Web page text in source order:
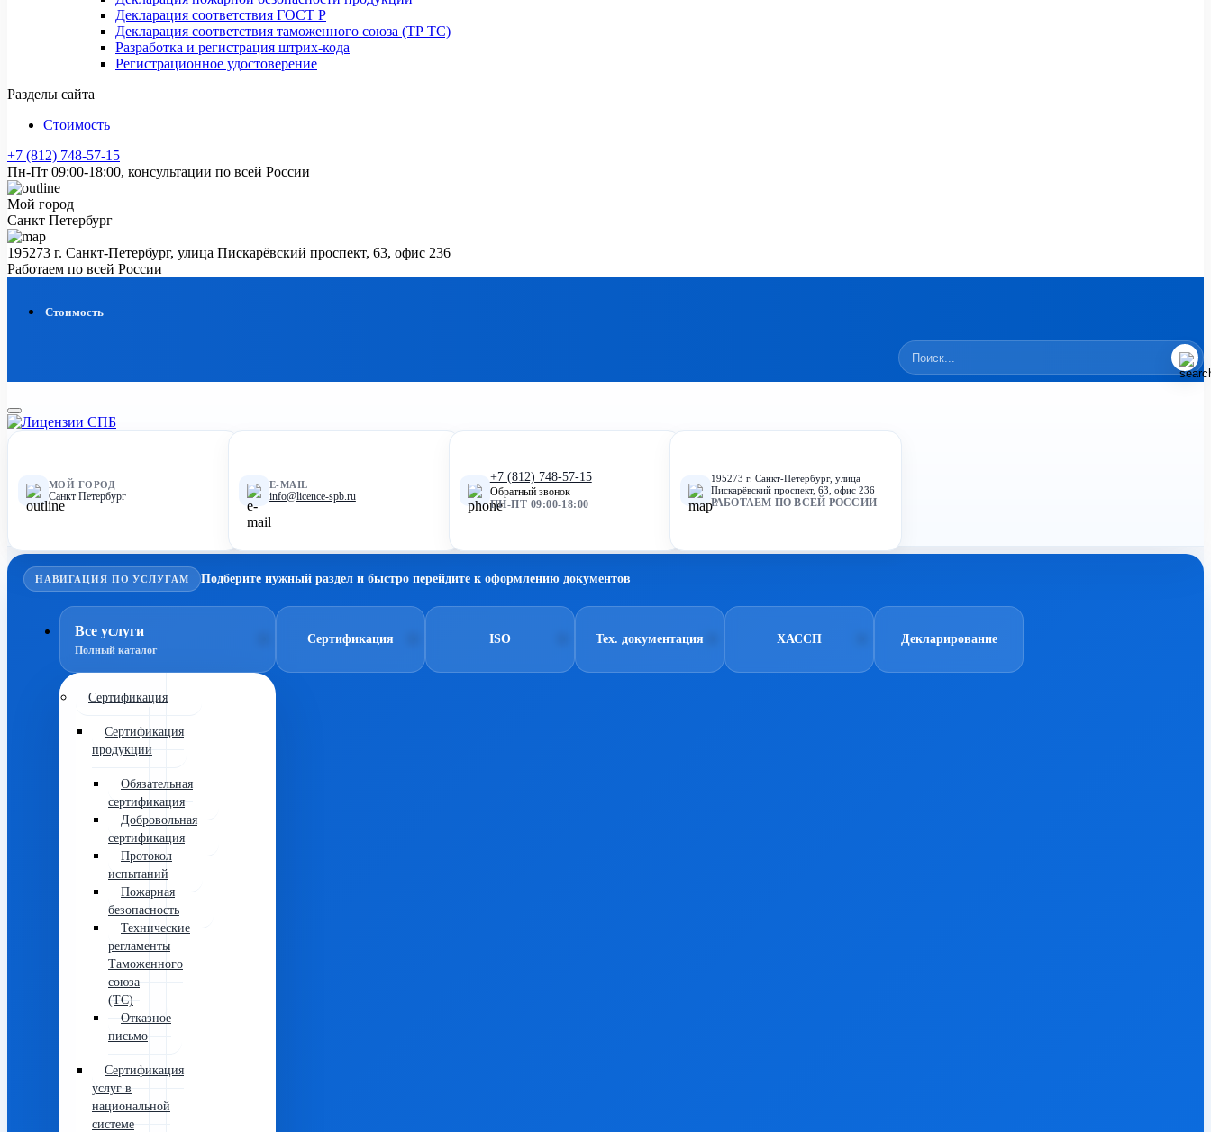
Декларация соответствия ГОСТ Р
Декларация соответствия таможенного союза (ТР ТС)
Разработка и регистрация штрих-кода
Регистрационное удостоверение
Разделы сайта
Стоимость
+7 (812) 748-57-15
Пн-Пт 09:00-18:00, консультации по всей России
Мой город
Санкт Петербург
195273 г. Санкт-Петербург, улица Пискарёвский проспект, 63, офис 236
Работаем по всей России
Стоимость
МОЙ ГОРОД
Санкт Петербург
E-MAIL
info@licence-spb.ru
+7 (812) 748-57-15
Обратный звонок
ПН-ПТ 09:00-18:00
195273 г. Санкт-Петербург, улица
Пискарёвский проспект, 63, офис 236
РАБОТАЕМ ПО ВСЕЙ РОССИИ
НАВИГАЦИЯ ПО УСЛУГАМ Подберите нужный раздел и быстро перейдите к оформлению документов
Все услуги
Полный каталог
Сертификация
Сертификация
продукции
Обязательная
сертификация
Добровольная
сертификация
Протокол
испытаний
Пожарная
безопасность
Технические
регламенты
Таможенного
союза
(ТС)
Отказное
письмо
Сертификация
услуг в
национальной
системе
Сертификация ISO Тех. документация ХАССП Декларирование